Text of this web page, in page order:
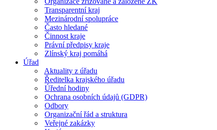
Transparentní kraj
Mezinárodní spolupráce
Často hledané
Činnost kraje
Právní předpisy kraje
Zlínský kraj pomáhá
Úřad
Aktuality z úřadu
Ředitelka krajského úřadu
Úřední hodiny
Ochrana osobních údajů (GDPR)
Odbory
Organizační řád a struktura
Veřejné zakázky